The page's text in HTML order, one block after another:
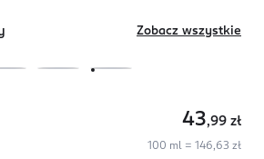
Zobacz wszystkie
43,99 zł
100 ml = 146,63 zł